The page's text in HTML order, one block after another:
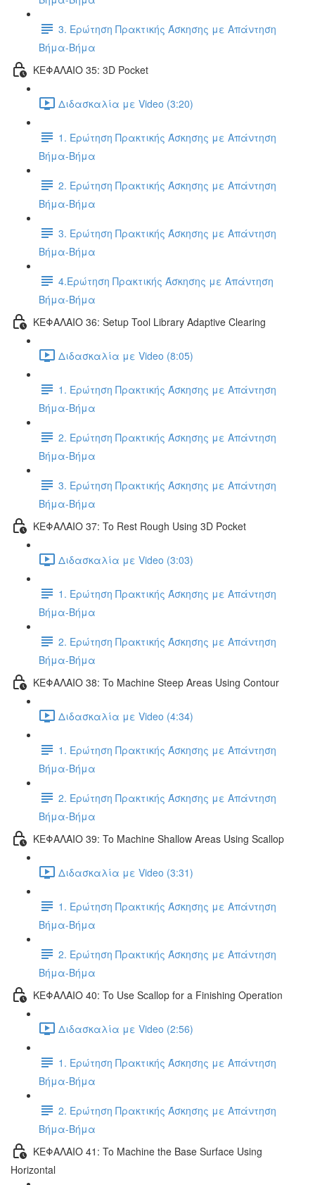
3. Ερώτηση Πρακτικής Άσκησης με Απάντηση
Βήμα-Βήμα
ΚΕΦΑΛΑΙΟ 35: 3D Pocket
Διδασκαλία με Video (3:20)
1. Ερώτηση Πρακτικής Άσκησης με Απάντηση
Βήμα-Βήμα
2. Ερώτηση Πρακτικής Άσκησης με Απάντηση
Βήμα-Βήμα
3. Ερώτηση Πρακτικής Άσκησης με Απάντηση
Βήμα-Βήμα
4.Ερώτηση Πρακτικής Άσκησης με Απάντηση
Βήμα-Βήμα
ΚΕΦΑΛΑΙΟ 36: Setup Tool Library Adaptive Clearing
Διδασκαλία με Video (8:05)
1. Ερώτηση Πρακτικής Άσκησης με Απάντηση
Βήμα-Βήμα
2. Ερώτηση Πρακτικής Άσκησης με Απάντηση
Βήμα-Βήμα
3. Ερώτηση Πρακτικής Άσκησης με Απάντηση
Βήμα-Βήμα
ΚΕΦΑΛΑΙΟ 37: To Rest Rough Using 3D Pocket
Διδασκαλία με Video (3:03)
1. Ερώτηση Πρακτικής Άσκησης με Απάντηση
Βήμα-Βήμα
2. Ερώτηση Πρακτικής Άσκησης με Απάντηση
Βήμα-Βήμα
ΚΕΦΑΛΑΙΟ 38: To Machine Steep Areas Using Contour
Διδασκαλία με Video (4:34)
1. Ερώτηση Πρακτικής Άσκησης με Απάντηση
Βήμα-Βήμα
2. Ερώτηση Πρακτικής Άσκησης με Απάντηση
Βήμα-Βήμα
ΚΕΦΑΛΑΙΟ 39: To Machine Shallow Areas Using Scallop
Διδασκαλία με Video (3:31)
1. Ερώτηση Πρακτικής Άσκησης με Απάντηση
Βήμα-Βήμα
2. Ερώτηση Πρακτικής Άσκησης με Απάντηση
Βήμα-Βήμα
ΚΕΦΑΛΑΙΟ 40: To Use Scallop for a Finishing Operation
Διδασκαλία με Video (2:56)
1. Ερώτηση Πρακτικής Άσκησης με Απάντηση
Βήμα-Βήμα
2. Ερώτηση Πρακτικής Άσκησης με Απάντηση
Βήμα-Βήμα
ΚΕΦΑΛΑΙΟ 41: To Machine the Base Surface Using
Horizontal